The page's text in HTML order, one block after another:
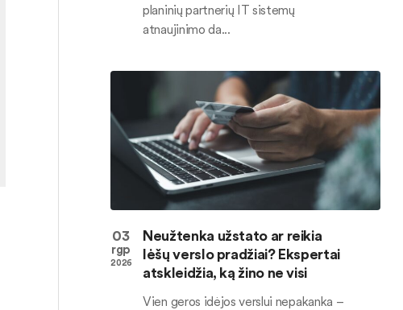
planinių partnerių IT sistemų
atnaujinimo da...
03
rgp
2026
Neužtenka užstato ar reikia
lėšų verslo pradžiai? Ekspertai
atskleidžia, ką žino ne visi
Vien geros idėjos verslui nepakanka –